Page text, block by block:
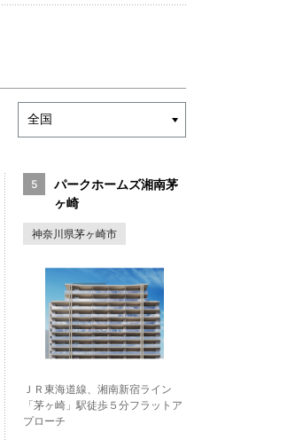
パークホームズ湘南茅
ヶ崎
神奈川県茅ヶ崎市
ＪＲ東海道線、湘南新宿ライン
「茅ヶ崎」駅徒歩５分フラットア
プローチ